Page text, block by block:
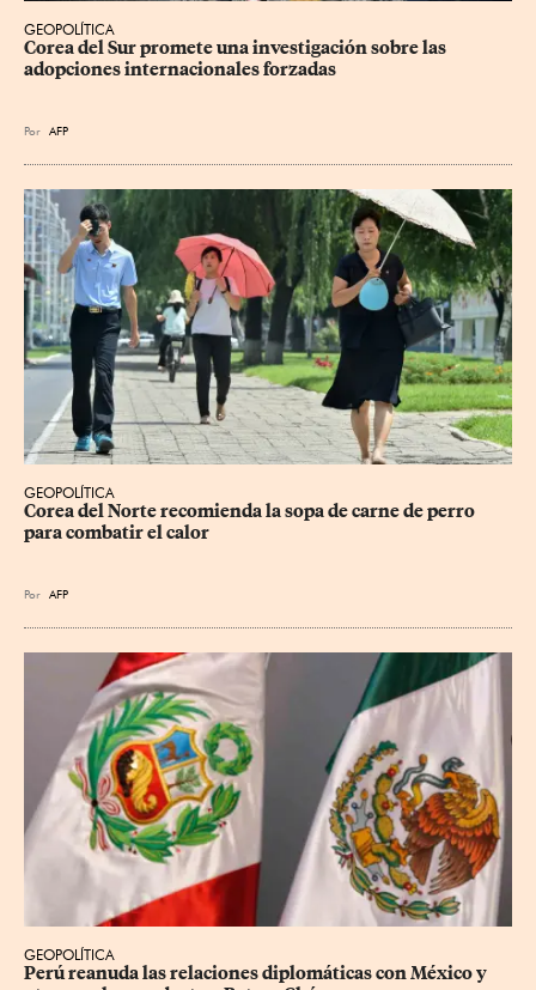
GEOPOLÍTICA
Corea del Sur promete una investigación sobre las
adopciones internacionales forzadas
Por AFP
GEOPOLÍTICA
Corea del Norte recomienda la sopa de carne de perro
para combatir el calor
Por AFP
GEOPOLÍTICA
Perú reanuda las relaciones diplomáticas con México y